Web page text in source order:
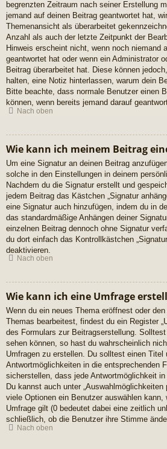
begrenzten Zeitraum nach seiner Erstellung
jemand auf deinen Beitrag geantwortet hat,
Themenansicht als überarbeitet
Anzahl als auch der letzte Zeitpunkt der
Hinweis erscheint nicht, wenn noch niemand
geantwortet hat oder wenn ein Administrator
Beitrag überarbeitet hat. Diese können
halten, eine Notiz hinterlassen, warum dein
Bitte beachte, dass normale Benutzer einen
können, wenn bereits jemand darauf
Nach oben
Wie kann ich meinem Beitrag
Um eine Signatur an deinen Beitrag
solche in den Einstellungen in deinem
Nachdem du die Signatur erstellt und
jedem Beitrag das Kästchen „Signatur
eine Signatur auch hinzufügen, indem du in
das standardmäßige Anhängen deiner
einzelnen Beitrag dennoch ohne Signatur
du dort einfach das Kontrollkästchen
deaktivieren.
Nach oben
Wie kann ich eine Umfrage
Wenn du ein neues Thema eröffnest oder
Themas bearbeitest, findest du ein Register
des Formulars zur Beitragserstellung.
sehen können, so hast du wahrscheinlich
Umfragen zu erstellen. Du solltest einen Titel
Antwortmöglichkeiten in die entsprechenden
sicherstellen, dass jede Antwortmöglichkeit
Du kannst auch unter
viele Optionen ein Benutzer auswählen
Umfrage gilt (0 bedeutet dabei eine zeitlich
schließlich, ob die Benutzer ihre Stimme
Nach oben